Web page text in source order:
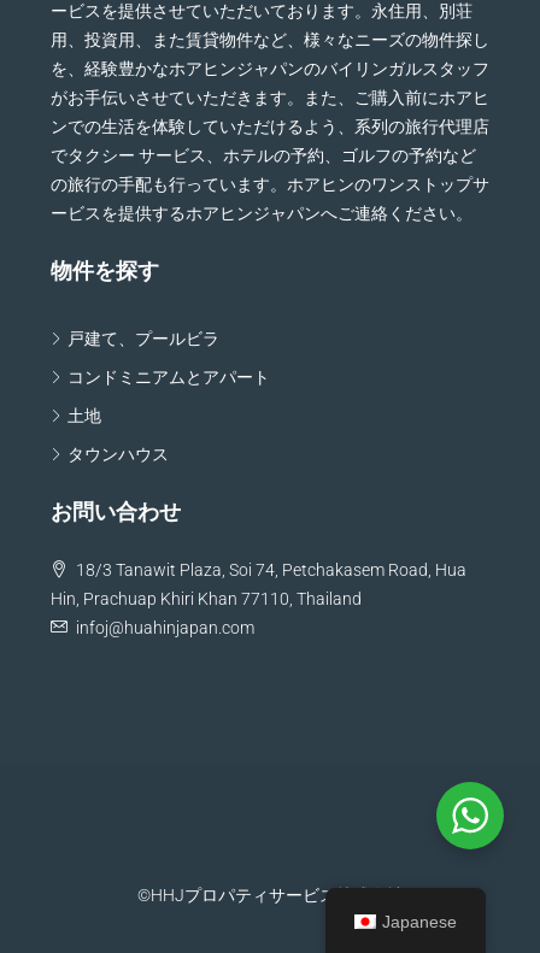
ービスを提供させていただいております。永住用、別荘
用、投資用、また賃貸物件など、様々なニーズの物件探し
を、経験豊かなホアヒンジャパンのバイリンガルスタッフ
がお手伝いさせていただきます。また、ご購入前にホアヒ
ンでの生活を体験していただけるよう、系列の旅行代理店
でタクシー サービス、ホテルの予約、ゴルフの予約など
の旅行の手配も行っています。ホアヒンのワンストップサ
ービスを提供するホアヒンジャパンへご連絡ください。
物件を探す
戸建て、プールビラ
コンドミニアムとアパート
土地
タウンハウス
お問い合わせ
18/3 Tanawit Plaza, Soi 74, Petchakasem Road, Hua
Hin, Prachuap Khiri Khan 77110, Thailand
infoj@huahinjapan.com
©HHJプロパティサービス株式会社
Japanese